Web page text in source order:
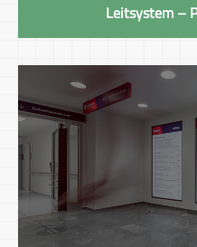
Leitsystem –